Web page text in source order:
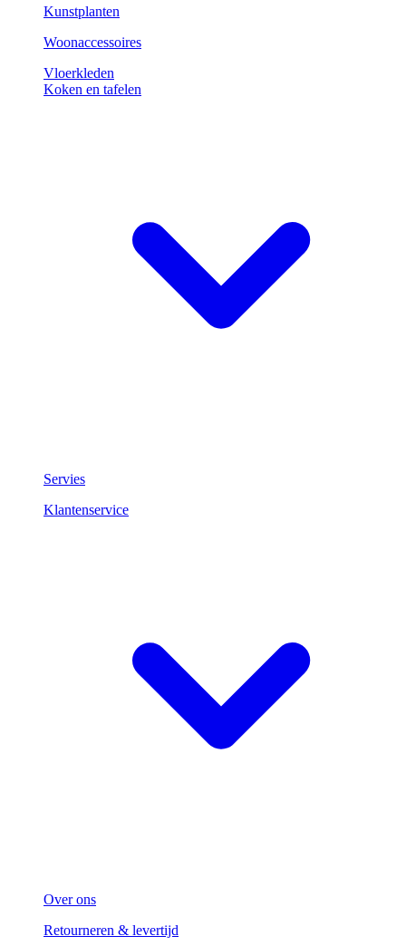
Kunstplanten
Woonaccessoires
Vloerkleden
Koken en tafelen
Servies
Klantenservice
Over ons
Retourneren & levertijd